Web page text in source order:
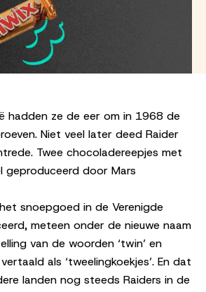
hadden ze de eer om in 1968 de
Niet veel later deed Raider
Twee chocoladereepjes met
geproduceerd door Mars
snoepgoed in de Verenigde
meteen onder de nieuwe naam
van de woorden ‘twin’ en
als ‘tweelingkoekjes’. En dat
landen nog steeds Raiders in de